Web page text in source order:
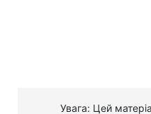
Увага: Цей